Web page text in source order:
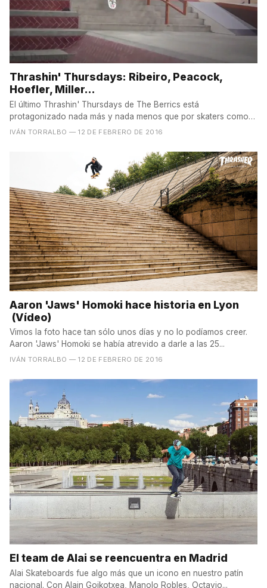
Thrashin' Thursdays: Ribeiro, Peacock,
Hoefler, Miller...
El último Thrashin' Thursdays de The Berrics está
protagonizado nada más y nada menos que por skaters como
Carlos...
IVÁN TORRALBO — 12 DE FEBRERO DE 2016
Aaron 'Jaws' Homoki hace historia en Lyon
(Vídeo)
Vimos la foto hace tan sólo unos días y no lo podíamos creer.
Aaron 'Jaws' Homoki se había atrevido a darle a las 25...
IVÁN TORRALBO — 12 DE FEBRERO DE 2016
El team de Alai se reencuentra en Madrid
Alai Skateboards fue algo más que un icono en nuestro patín
nacional. Con Alain Goikotxea, Manolo Robles, Octavio...